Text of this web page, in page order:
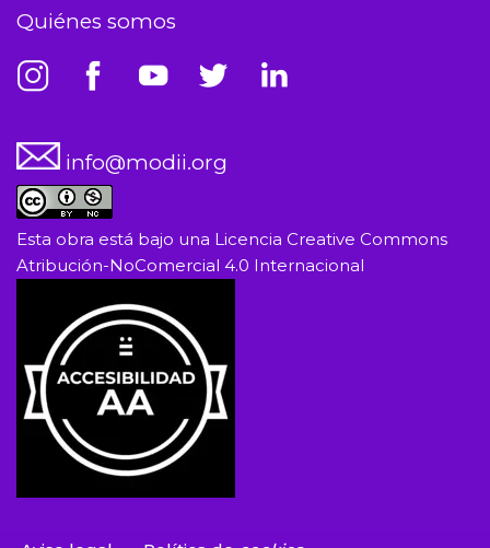
Quiénes somos
info@modii.org
Esta obra está bajo una Licencia Creative Commons
Atribución-NoComercial 4.0 Internacional